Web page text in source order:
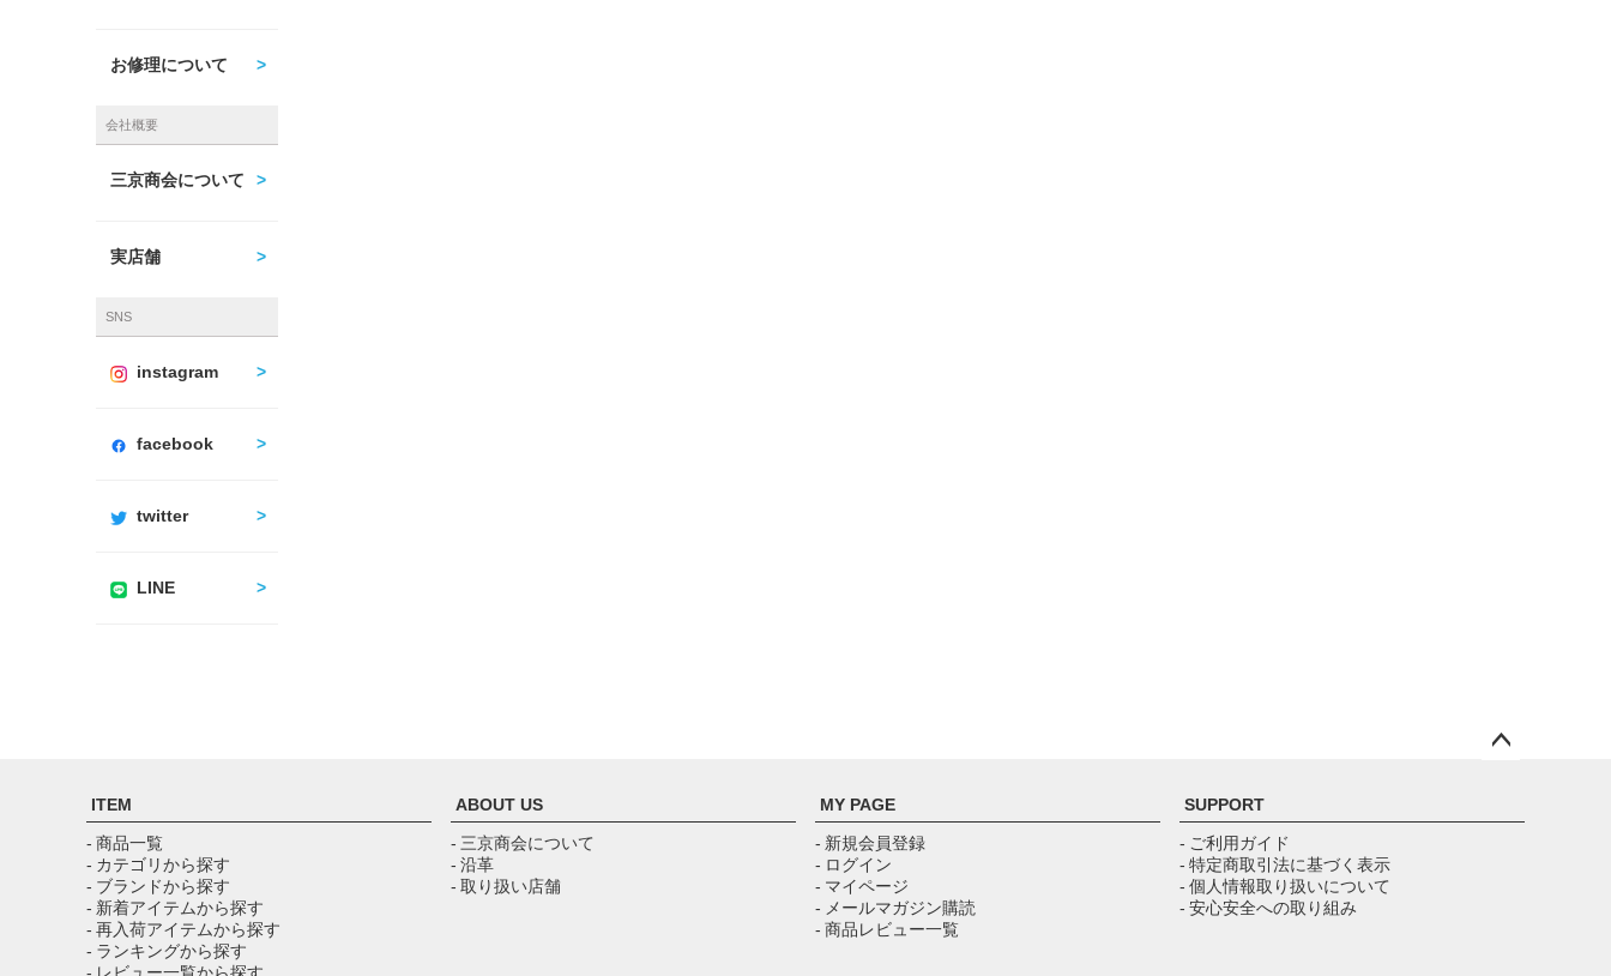
お修理について
会社概要
三京商会について
実店舗
SNS
instagram
facebook
twitter
LINE
ップ
ITEM
- 商品一覧
- カテゴリから探す
- ブランドから探す
- 新着アイテムから探す
- 再入荷アイテムから探す
- ランキングから探す
ABOUT US
- 三京商会について
- 沿革
- 取り扱い店舗
MY PAGE
- 新規会員登録
- ログイン
- マイページ
- メールマガジン購読
- 商品レビュー一覧
SUPPORT
- ご利用ガイド
- 特定商取引法に基づく表示
- 個人情報取り扱いについて
- 安心安全への取り組み